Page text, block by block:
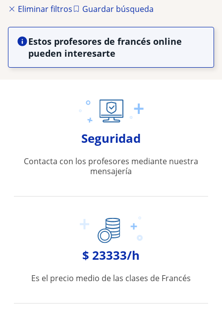
Eliminar filtros Guardar búsqueda
Estos profesores de francés online
pueden interesarte
Seguridad
Contacta con los profesores mediante nuestra
mensajería
$ 23333/h
Es el precio medio de las clases de Francés